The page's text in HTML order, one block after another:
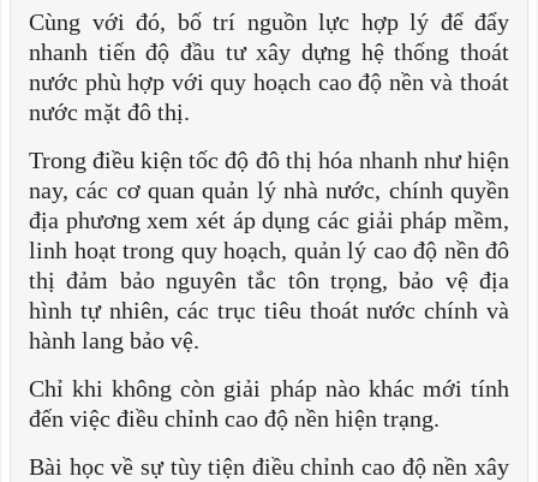
Cùng với đó, bố trí nguồn lực hợp lý để đẩy
nhanh tiến độ đầu tư xây dựng hệ thống thoát
nước phù hợp với quy hoạch cao độ nền và thoát
nước mặt đô thị.
Trong điều kiện tốc độ đô thị hóa nhanh như hiện
nay, các cơ quan quản lý nhà nước, chính quyền
địa phương xem xét áp dụng các giải pháp mềm,
linh hoạt trong quy hoạch, quản lý cao độ nền đô
thị đảm bảo nguyên tắc tôn trọng, bảo vệ địa
hình tự nhiên, các trục tiêu thoát nước chính và
hành lang bảo vệ.
Chỉ khi không còn giải pháp nào khác mới tính
đến việc điều chỉnh cao độ nền hiện trạng.
Bài học về sự tùy tiện điều chỉnh cao độ nền xây